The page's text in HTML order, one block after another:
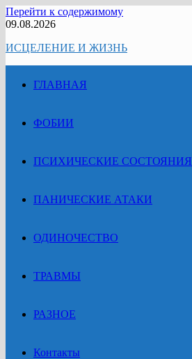
Перейти к содержимому
09.08.2026
ИСЦЕЛЕНИЕ И ЖИЗНЬ
ГЛАВНАЯ
ФОБИИ
ПСИХИЧЕСКИЕ СОСТОЯНИЯ
ПАНИЧЕСКИЕ АТАКИ
ОДИНОЧЕСТВО
ТРАВМЫ
РАЗНОЕ
Контакты